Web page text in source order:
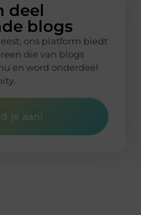
deel
blogs
ons platform biedt
die van blogs
en word onderdeel
je aan!